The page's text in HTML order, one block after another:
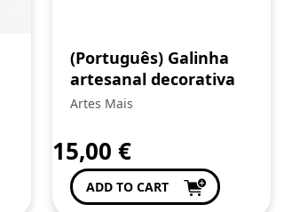
(Português) Galinha
artesanal decorativa
Artes Mais
15,00€
ADD TO CART